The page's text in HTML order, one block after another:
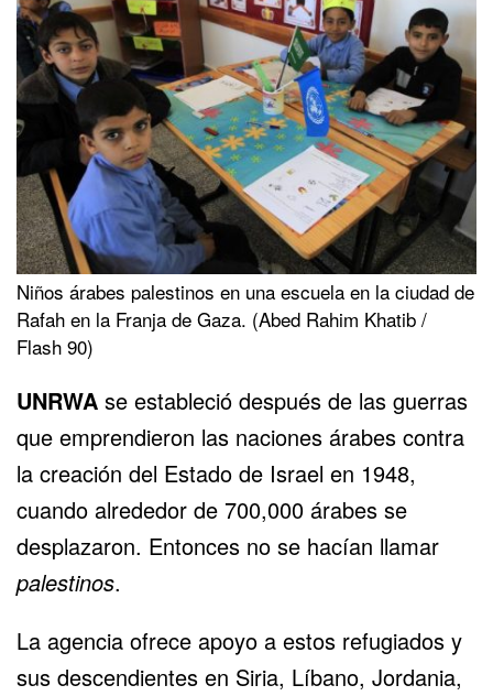
Niños árabes palestinos en una escuela en la ciudad de
Rafah en la Franja de Gaza. (Abed Rahim Khatib /
Flash 90)
UNRWA se estableció después de las guerras
que emprendieron las naciones árabes contra
la creación del Estado de Israel en 1948,
cuando alrededor de 700,000 árabes se
desplazaron. Entonces no se hacían llamar
palestinos.
La agencia ofrece apoyo a estos refugiados y
sus descendientes en Siria, Líbano, Jordania,